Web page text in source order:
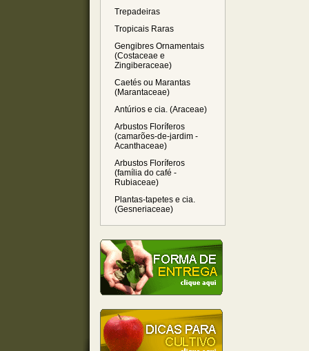
Trepadeiras
Tropicais Raras
Gengibres Ornamentais
(Costaceae e
Zingiberaceae)
Caetés ou Marantas
(Marantaceae)
Antúrios e cia. (Araceae)
Arbustos Floríferos
(camarões-de-jardim -
Acanthaceae)
Arbustos Floríferos
(família do café -
Rubiaceae)
Plantas-tapetes e cia.
(Gesneriaceae)